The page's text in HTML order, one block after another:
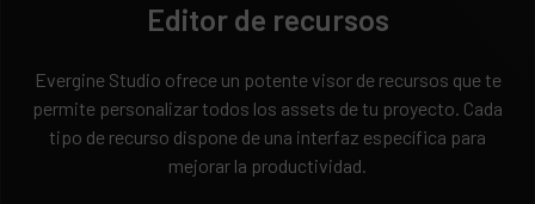
Editor de recursos
Evergine Studio ofrece un potente visor de recursos que te
permite personalizar todos los assets de tu proyecto. Cada
tipo de recurso dispone de una interfaz específica para
mejorar la productividad.